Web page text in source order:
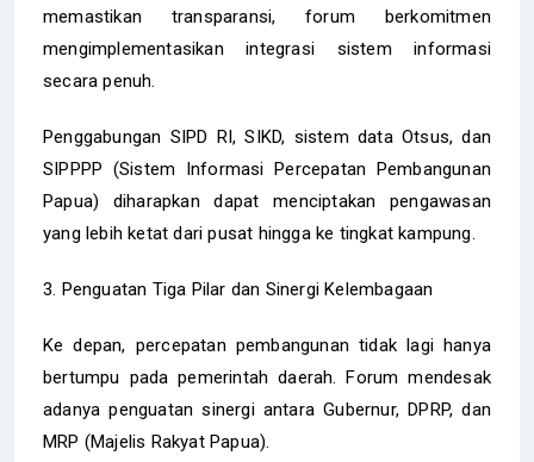
memastikan transparansi, forum berkomitmen
mengimplementasikan integrasi sistem informasi
secara penuh.
Penggabungan SIPD RI, SIKD, sistem data Otsus, dan
SIPPPP (Sistem Informasi Percepatan Pembangunan
Papua) diharapkan dapat menciptakan pengawasan
yang lebih ketat dari pusat hingga ke tingkat kampung.
3. Penguatan Tiga Pilar dan Sinergi Kelembagaan
Ke depan, percepatan pembangunan tidak lagi hanya
bertumpu pada pemerintah daerah. Forum mendesak
adanya penguatan sinergi antara Gubernur, DPRP, dan
MRP (Majelis Rakyat Papua).